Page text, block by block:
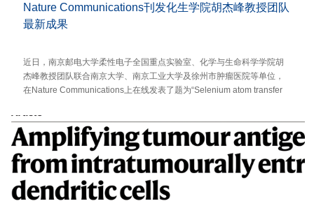
Nature Communications刊发化生学院胡杰峰教授团队
最新成果
近日，南京邮电大学柔性电子全国重点实验室、化学与生命科学学院胡
杰峰教授团队联合南京大学、南京工业大学及徐州市肿瘤医院等单位，
在Nature Communications上在线发表了题为“Selenium atom transfer